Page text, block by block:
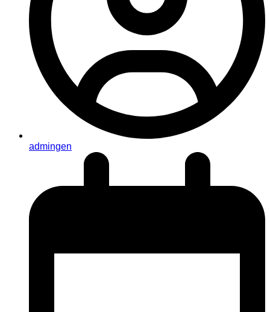
admingen